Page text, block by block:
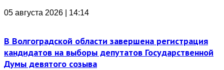
05 августа 2026 | 14:14
В Волгоградской области завершена регистрация
кандидатов на выборы депутатов Государственной
Думы девятого созыва